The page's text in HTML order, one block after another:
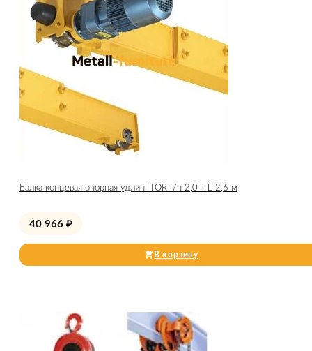
Балка концевая опорная удлин. TOR г/п 2,0 т L 2,6 м
40 966 ₽
В корзину